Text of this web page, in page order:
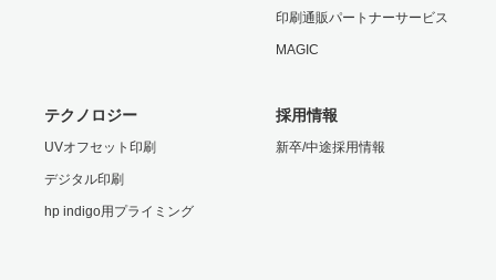
印刷通販パートナーサービス
MAGIC
テクノロジー
UVオフセット印刷
デジタル印刷
hp indigo用プライミング
採用情報
新卒/中途採用情報